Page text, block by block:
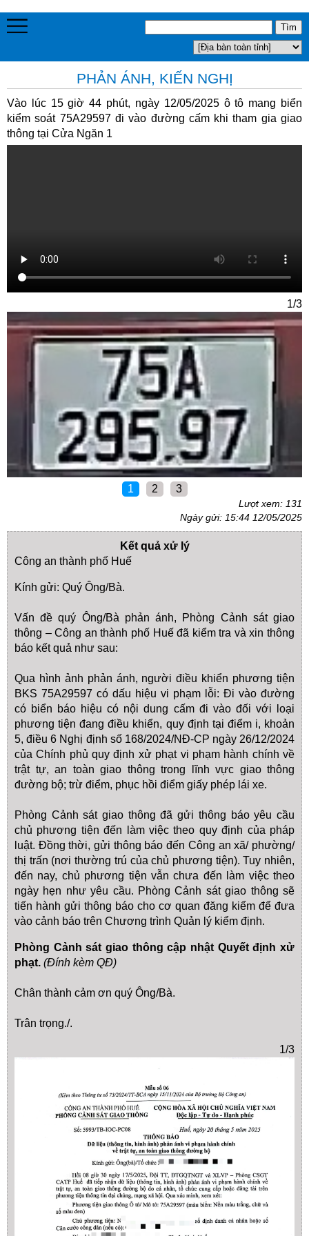
PHẢN ÁNH, KIẾN NGHỊ
Vào lúc 15 giờ 44 phút, ngày 12/05/2025 ô tô mang biển
kiểm soát 75A29597 đi vào đường cấm khi tham gia giao
thông tại Cửa Ngăn 1
1/3
1 2 3
Lượt xem: 131
Ngày gửi: 15:44 12/05/2025
Kết quả xử lý
Công an thành phố Huế
Kính gửi: Quý Ông/Bà.
Vấn đề quý Ông/Bà phản ánh, Phòng Cảnh sát giao
thông – Công an thành phố Huế đã kiểm tra và xin thông
báo kết quả như sau:
Qua hình ảnh phản ánh, người điều khiển phương tiện
BKS 75A29597 có dấu hiệu vi phạm lỗi: Đi vào đường
có biển báo hiệu có nội dung cấm đi vào đối với loại
phương tiện đang điều khiển, quy định tại điểm i, khoản
5, điều 6 Nghị định số 168/2024/NĐ-CP ngày 26/12/2024
của Chính phủ quy định xử phạt vi phạm hành chính về
trật tự, an toàn giao thông trong lĩnh vực giao thông
đường bộ; trừ điểm, phục hồi điểm giấy phép lái xe.
Phòng Cảnh sát giao thông đã gửi thông báo yêu cầu
chủ phương tiện đến làm việc theo quy định của pháp
luật. Đồng thời, gửi thông báo đến Công an xã/ phường/
thị trấn (nơi thường trú của chủ phương tiện). Tuy nhiên,
đến nay, chủ phương tiện vẫn chưa đến làm việc theo
ngày hẹn như yêu cầu. Phòng Cảnh sát giao thông sẽ
tiến hành gửi thông báo cho cơ quan đăng kiểm để đưa
vào cảnh báo trên Chương trình Quản lý kiểm định.
Phòng Cảnh sát giao thông cập nhật Quyết định xử
phạt. (Đính kèm QĐ)
Chân thành cảm ơn quý Ông/Bà.
Trân trọng./.
1/3